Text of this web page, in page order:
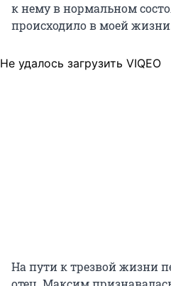
к нему в нормальном
происходило в моей
Не удалось загрузить VIQEO
На пути к трезвой жизни